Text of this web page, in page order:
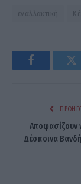
εναλλακτική
Facebook
Αποφασίζουν
Δέσποινα